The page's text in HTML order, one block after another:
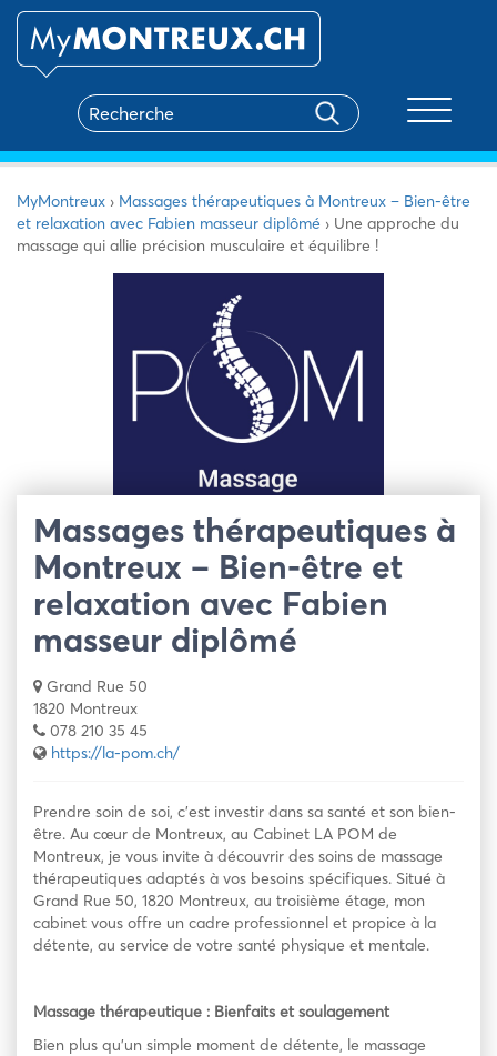
MyMontreux › Massages thérapeutiques à Montreux – Bien-être
et relaxation avec Fabien masseur diplômé › Une approche du
massage qui allie précision musculaire et équilibre !
Massages thérapeutiques à
Montreux – Bien-être et
relaxation avec Fabien
masseur diplômé
Grand Rue 50
1820 Montreux
078 210 35 45
https://la-pom.ch/
Prendre soin de soi, c’est investir dans sa santé et son bien-
être. Au cœur de Montreux, au Cabinet LA POM de
Montreux, je vous invite à découvrir des soins de massage
thérapeutiques adaptés à vos besoins spécifiques. Situé à
Grand Rue 50, 1820 Montreux, au troisième étage, mon
cabinet vous offre un cadre professionnel et propice à la
détente, au service de votre santé physique et mentale.
Massage thérapeutique : Bienfaits et soulagement
Bien plus qu’un simple moment de détente, le massage